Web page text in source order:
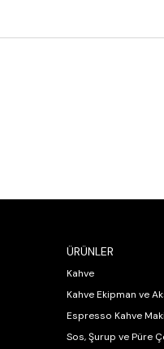
ÜRÜNLER
Kahve
Kahve Ekipman ve
Espresso Kahve
Sos, Şurup ve Püre